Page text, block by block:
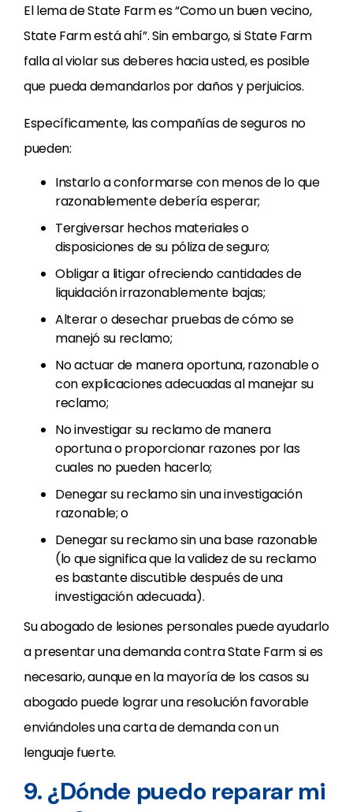
El lema de State Farm es “Como un buen vecino,
State Farm está ahí”. Sin embargo, si State Farm
falla al violar sus deberes hacia usted, es posible
que pueda demandarlos por daños y perjuicios.
Específicamente, las compañías de seguros no
pueden:
Instarlo a conformarse con menos de lo que
razonablemente debería esperar;
Tergiversar hechos materiales o
disposiciones de su póliza de seguro;
Obligar a litigar ofreciendo cantidades de
liquidación irrazonablemente bajas;
Alterar o desechar pruebas de cómo se
manejó su reclamo;
No actuar de manera oportuna, razonable o
con explicaciones adecuadas al manejar su
reclamo;
No investigar su reclamo de manera
oportuna o proporcionar razones por las
cuales no pueden hacerlo;
Denegar su reclamo sin una investigación
razonable; o
Denegar su reclamo sin una base razonable
(lo que significa que la validez de su reclamo
es bastante discutible después de una
investigación adecuada).
Su abogado de lesiones personales puede ayudarlo
a presentar una demanda contra State Farm si es
necesario, aunque en la mayoría de los casos su
abogado puede lograr una resolución favorable
enviándoles una carta de demanda con un
lenguaje fuerte.
9. ¿Dónde puedo reparar mi